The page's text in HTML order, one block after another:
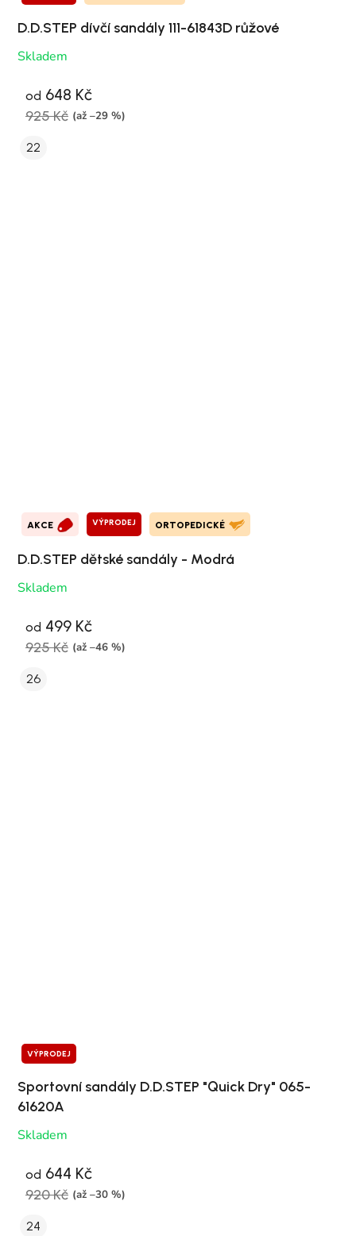
D.D.STEP dívčí sandály 111-61843D růžové
Skladem
od 648 Kč
925 Kč (až –29 %)
22
AKCE VÝPRODEJ ORTOPEDICKÉ
D.D.STEP dětské sandály - Modrá
Skladem
od 499 Kč
925 Kč (až –46 %)
26
VÝPRODEJ
Sportovní sandály D.D.STEP "Quick Dry" 065-
61620A
Skladem
od 644 Kč
920 Kč (až –30 %)
24